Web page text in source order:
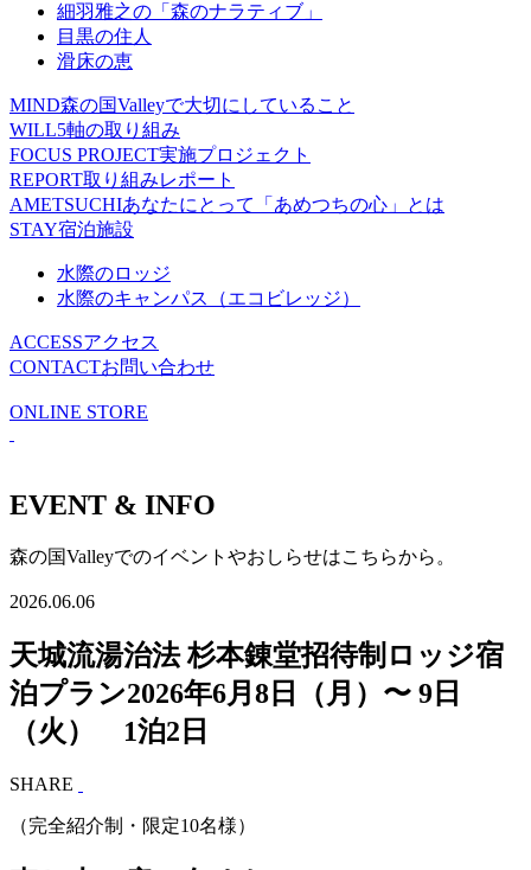
細羽雅之の「森のナラティブ」
目黒の住人
滑床の恵
MIND森の国Valleyで大切にしていること
WILL5軸の取り組み
FOCUS PROJECT実施プロジェクト
REPORT取り組みレポート
AMETSUCHIあなたにとって「あめつちの心」とは
STAY宿泊施設
水際のロッジ
水際のキャンパス（エコビレッジ）
ACCESSアクセス
CONTACTお問い合わせ
ONLINE STORE
EVENT & INFO
森の国Valleyでのイベントやおしらせはこちらから。
2026.06.06
天城流湯治法 杉本錬堂招待制ロッジ宿
泊プラン2026年6月8日（月）〜 9日
（火） 1泊2日
SHARE
（完全紹介制・限定10名様）